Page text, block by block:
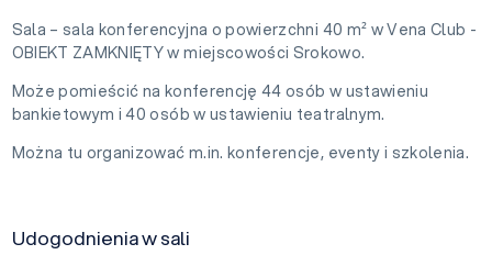
Sala – sala konferencyjna o powierzchni 40 m² w Vena Club -
OBIEKT ZAMKNIĘTY w miejscowości Srokowo.
Może pomieścić na konferencję 44 osób w ustawieniu
bankietowym i 40 osób w ustawieniu teatralnym.
Można tu organizować m.in. konferencje, eventy i szkolenia.
Udogodnienia w sali